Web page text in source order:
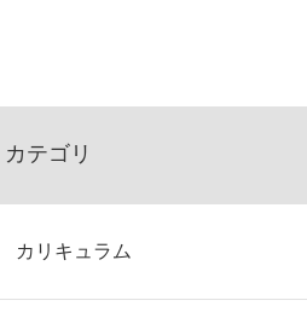
カテゴリ
カリキュラム